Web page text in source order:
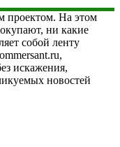
проектом. На этом
ни какие
собой ленту
искажения,
новостей